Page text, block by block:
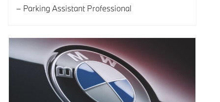
Parking Assistant Professional